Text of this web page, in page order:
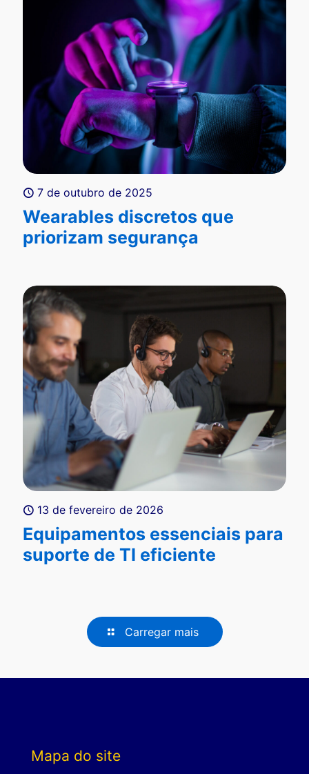
7 de outubro de 2025
Wearables discretos que
priorizam segurança
13 de fevereiro de 2026
Equipamentos essenciais para
suporte de TI eficiente
Carregar mais
Mapa do site